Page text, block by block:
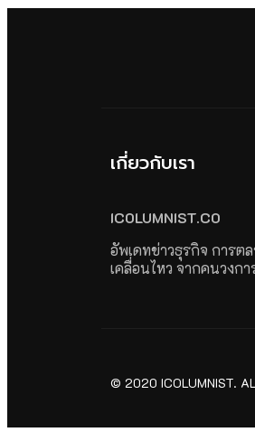
เกี่ยวกับเรา
ICOLUMNIST.CO
อัพเดทข่าวธุรกิจ การต
เคลื่อนไหว จากคนวงกา
© 2020 ICOLUMNIST.